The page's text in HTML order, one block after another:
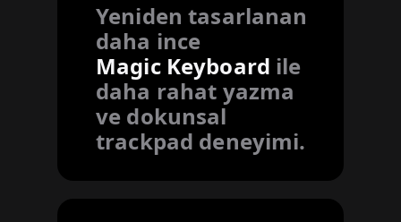
Yeniden tasarlanan
daha ince
Magic Keyboard ile
daha rahat yazma
ve dokunsal
trackpad deneyimi.